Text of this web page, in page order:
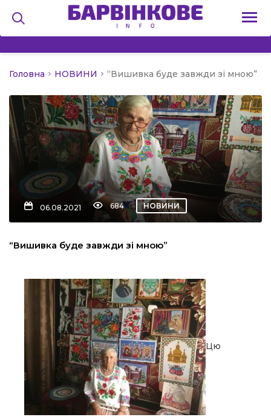
Головна НОВИНИ “Вишивка буде завжди зі мною”
06.08.2021 684 НОВИНИ
“Вишивка буде завжди зі мною”
Цю